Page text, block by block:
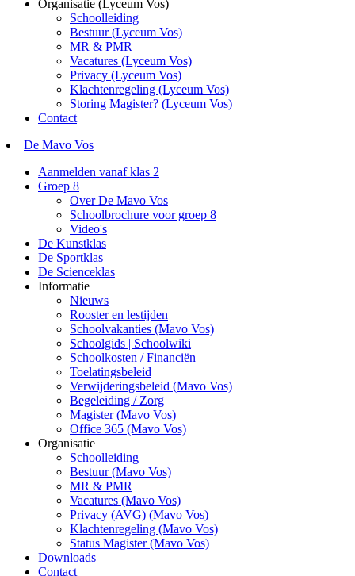
Organisatie (Lyceum Vos)
Schoolleiding
Bestuur (Lyceum Vos)
MR & PMR
Vacatures (Lyceum Vos)
Privacy (Lyceum Vos)
Klachtenregeling (Lyceum Vos)
Storing Magister? (Lyceum Vos)
Contact
De Mavo Vos
Aanmelden vanaf klas 2
Groep 8
Over De Mavo Vos
Schoolbrochure voor groep 8
Video's
De Kunstklas
De Sportklas
De Scienceklas
Informatie
Nieuws
Rooster en lestijden
Schoolvakanties (Mavo Vos)
Schoolgids | Schoolwiki
Schoolkosten / Financiën
Toelatingsbeleid
Verwijderingsbeleid (Mavo Vos)
Begeleiding / Zorg
Magister (Mavo Vos)
Office 365 (Mavo Vos)
Organisatie
Schoolleiding
Bestuur (Mavo Vos)
MR & PMR
Vacatures (Mavo Vos)
Privacy (AVG) (Mavo Vos)
Klachtenregeling (Mavo Vos)
Status Magister (Mavo Vos)
Downloads
Contact